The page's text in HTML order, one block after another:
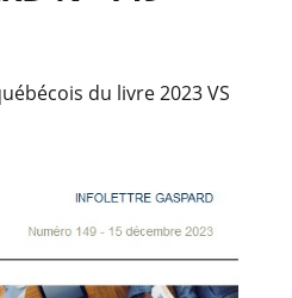
du livre 2023 VS